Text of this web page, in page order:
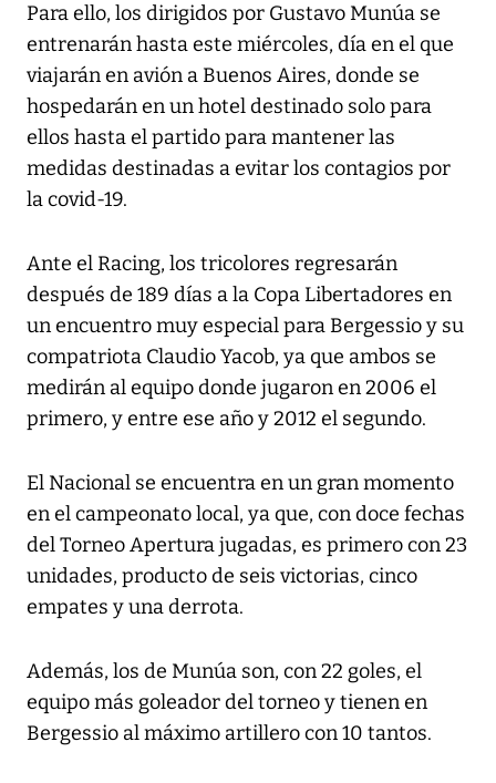
Para ello, los dirigidos por Gustavo Munúa se
entrenarán hasta este miércoles, día en el que
viajarán en avión a Buenos Aires, donde se
hospedarán en un hotel destinado solo para
ellos hasta el partido para mantener las
medidas destinadas a evitar los contagios por
la covid-19.
Ante el Racing, los tricolores regresarán
después de 189 días a la Copa Libertadores en
un encuentro muy especial para Bergessio y su
compatriota Claudio Yacob, ya que ambos se
medirán al equipo donde jugaron en 2006 el
primero, y entre ese año y 2012 el segundo.
El Nacional se encuentra en un gran momento
en el campeonato local, ya que, con doce fechas
del Torneo Apertura jugadas, es primero con 23
unidades, producto de seis victorias, cinco
empates y una derrota.
Además, los de Munúa son, con 22 goles, el
equipo más goleador del torneo y tienen en
Bergessio al máximo artillero con 10 tantos.